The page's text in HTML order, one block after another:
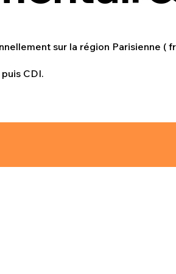
sur la région Parisienne (
CDI.